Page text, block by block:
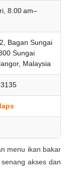
8.00 am–
Bagan Sungai
Sungai
Malaysia
menu ikan bakar
akses dan